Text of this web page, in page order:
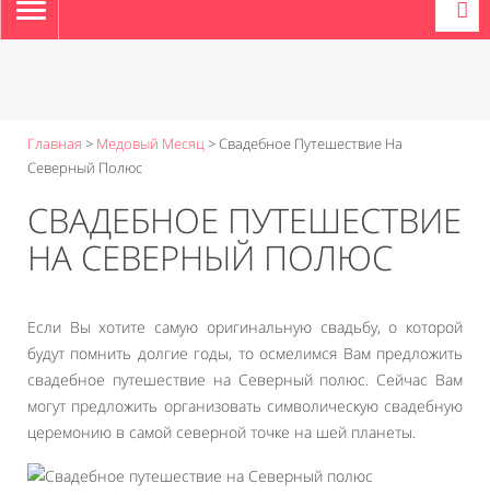
TOGGLE
NAVIGATION
Главная > Медовый Месяц>Свадебное Путешествие На
Северный Полюс
СВАДЕБНОЕ ПУТЕШЕСТВИЕ
НА СЕВЕРНЫЙ ПОЛЮС
Если Вы хотите самую оригинальную свадьбу, о которой
будут помнить долгие годы, то осмелимся Вам предложить
свадебное путешествие на Северный полюс. Сейчас Вам
могут предложить организовать символическую свадебную
церемонию в самой северной точке на шей планеты.